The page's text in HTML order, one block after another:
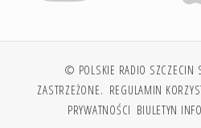
© POLSKIE RADIO SZCZECIN
ZASTRZEŻONE. REGULAMIN
PRYWATNOŚCI BIULETYN